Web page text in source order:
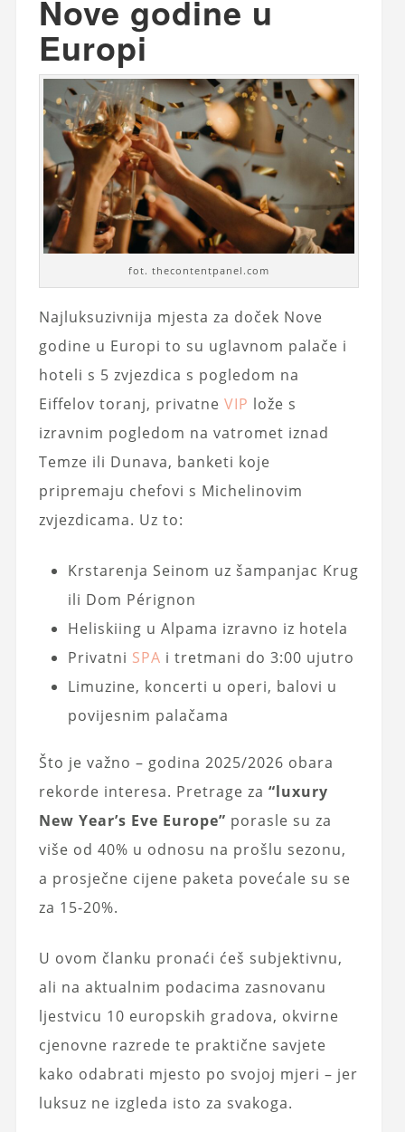
Nove godine u
Europi
fot. thecontentpanel.com
Najluksuzivnija mjesta za doček Nove
godine u Europi to su uglavnom palače i
hoteli s 5 zvjezdica s pogledom na
Eiffelov toranj, privatne VIP lože s
izravnim pogledom na vatromet iznad
Temze ili Dunava, banketi koje
pripremaju chefovi s Michelinovim
zvjezdicama. Uz to:
Krstarenja Seinom uz šampanjac Krug
ili Dom Pérignon
Heliskiing u Alpama izravno iz hotela
Privatni SPA i tretmani do 3:00 ujutro
Limuzine, koncerti u operi, balovi u
povijesnim palačama
Što je važno – godina 2025/2026 obara
rekorde interesa. Pretrage za “luxury
New Year’s Eve Europe” porasle su za
više od 40% u odnosu na prošlu sezonu,
a prosječne cijene paketa povećale su se
za 15-20%.
U ovom članku pronaći ćeš subjektivnu,
ali na aktualnim podacima zasnovanu
ljestvicu 10 europskih gradova, okvirne
cjenovne razrede te praktične savjete
kako odabrati mjesto po svojoj mjeri – jer
luksuz ne izgleda isto za svakoga.